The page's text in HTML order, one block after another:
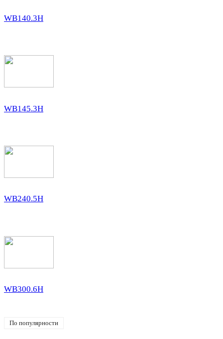
WB140.3H
WB145.3H
WB240.5H
WB300.6H
По популярности